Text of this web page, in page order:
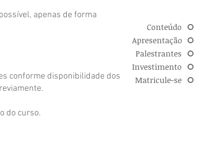
Conteúdo
Apresentação
Palestrantes
Investimento
Matricule-se
apenas de forma
conforme disponibilidade dos
do curso.